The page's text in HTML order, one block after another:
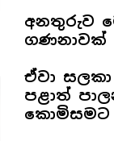
අනතුරුව
ගණනාවක්
ඒවා
පළාත්
කොමිසමට